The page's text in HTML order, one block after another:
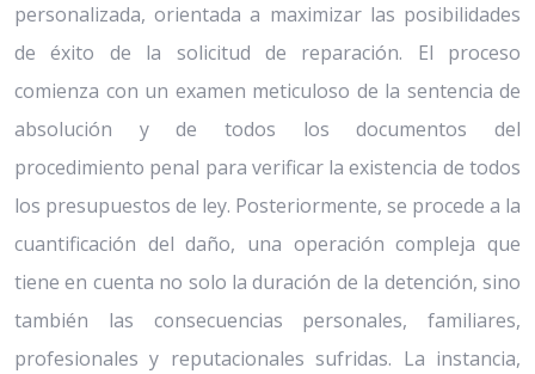
personalizada, orientada a maximizar las posibilidades
de éxito de la solicitud de reparación. El proceso
comienza con un examen meticuloso de la sentencia de
absolución y de todos los documentos del
procedimiento penal para verificar la existencia de todos
los presupuestos de ley. Posteriormente, se procede a la
cuantificación del daño, una operación compleja que
tiene en cuenta no solo la duración de la detención, sino
también las consecuencias personales, familiares,
profesionales y reputacionales sufridas. La instancia,